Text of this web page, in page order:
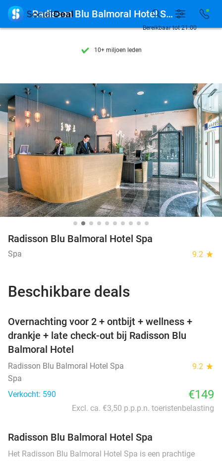
7 dagen per week beschikbaar
7 dagen per week beschikbaar
10+ miljoen leden
Bereikbaar tot 21:00
 Radisson Blu Balmoral Hotel Spa
Radisson Blu Balmoral Hotel Spa
Spa 9.2 star
Beschikbare deals
Overnachting voor 2 + ontbijt + wellness +
drankje + late check-out bij Radisson Blu
Balmoral Hotel
Radisson Blu Balmoral Hotel Spa 9.2 star
Spa
Verkocht: 590
€149
Excl. ca. €3,50 p.p.p.n. toeristenbelasting
Radisson Blu Balmoral Hotel Spa
Het Radisson Blu Balmoral Hotel Spa is een prachtige